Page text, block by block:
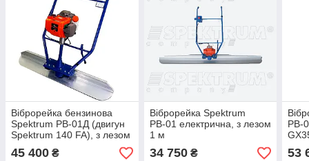
Віброрейка бензинова
Spektrum РВ-01Д (двигун
Spektrum 140 FA), з лезом
1 м
45 400 ₴
Віброрейка Spektrum
РВ-01 електрична, з лезом
1 м
34 750₴
РВ-
53